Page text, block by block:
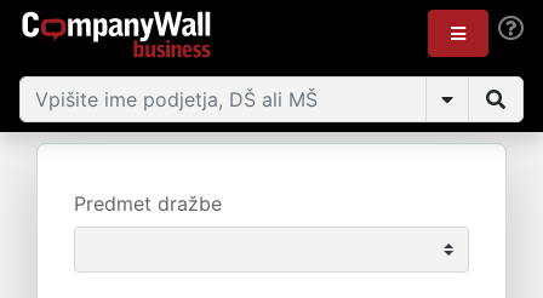
Predmet dražbe